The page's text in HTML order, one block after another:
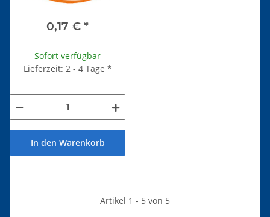
0,17 € *
Sofort verfügbar
Lieferzeit: 2 - 4 Tage *
In den Warenkorb
Artikel 1 - 5 von 5